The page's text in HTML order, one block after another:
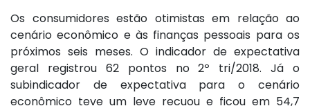
Os consumidores estão otimistas em relação ao
cenário econômico e às finanças pessoais para os
próximos seis meses. O indicador de expectativa
geral registrou 62 pontos no 2º tri/2018. Já o
subindicador de expectativa para o cenário
econômico teve um leve recuou e ficou em 54,7